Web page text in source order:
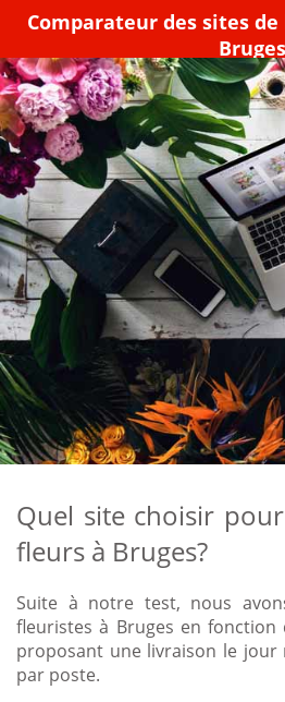
Comparateur des sites
Bruges
Quel site choisir
fleurs à Bruges?
Suite à notre test, nous
fleuristes à Bruges en
proposant une livraison le
par poste.